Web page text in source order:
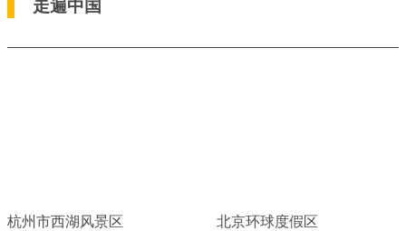
走遍中国
杭州市西湖风景区 北京环球度假区